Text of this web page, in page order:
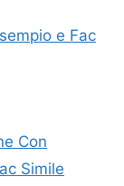
e Fac
Con
Simile